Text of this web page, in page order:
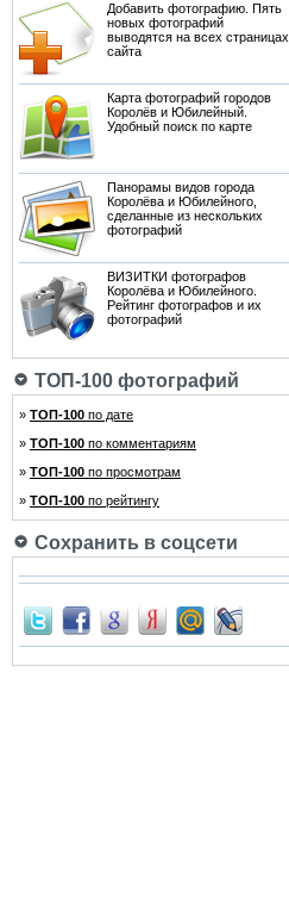
Добавить фотографию. Пять
новых фотографий
выводятся на всех страницах
сайта
Карта фотографий городов
Королёв и Юбилейный.
Удобный поиск по карте
Панорамы видов города
Королёва и Юбилейного,
сделанные из нескольких
фотографий
ВИЗИТКИ фотографов
Королёва и Юбилейного.
Рейтинг фотографов и их
фотографий
ТОП-100 фотографий
» ТОП-100 по дате
» ТОП-100 по комментариям
» ТОП-100 по просмотрам
» ТОП-100 по рейтингу
Сохранить в соцсети